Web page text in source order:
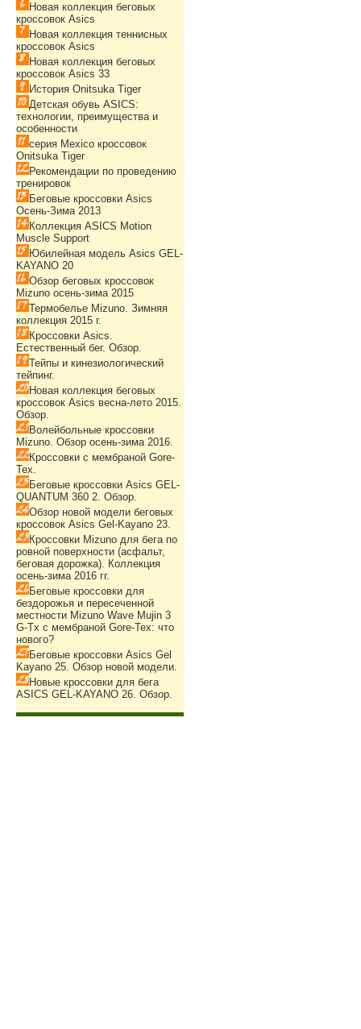
Новая коллекция беговых
кроссовок Asics
Новая коллекция теннисных
кроссовок Asics
Новая коллекция беговых
кроссовок Asics 33
История Onitsuka Tiger
Детская обувь ASICS:
технологии, преимущества и
особенности
серия Mexico кроссовок
Onitsuka Tiger
Рекомендации по проведению
тренировок
Беговые кроссовки Asics
Осень-Зима 2013
Коллекция ASICS Motion
Muscle Support
Юбилейная модель Asics GEL-
KAYANO 20
Обзор беговых кроссовок
Mizuno осень-зима 2015
Термобелье Mizuno. Зимняя
коллекция 2015 г.
Кроссовки Asics.
Естественный бег. Обзор.
Тейпы и кинезиологический
тейпинг.
Новая коллекция беговых
кроссовок Asics весна-лето 2015.
Обзор.
Волейбольные кроссовки
Mizuno. Обзор осень-зима 2016.
Кроссовки с мембраной Gore-
Tex.
Беговые кроссовки Asics GEL-
QUANTUM 360 2. Обзор.
Обзор новой модели беговых
кроссовок Asics Gel-Kayano 23.
Кроссовки Mizuno для бега по
ровной поверхности (асфальт,
беговая дорожка). Коллекция
осень-зима 2016 гг.
Беговые кроссовки для
бездорожья и пересеченной
местности Mizuno Wave Mujin 3
G-Tx с мембраной Gore-Tex: что
нового?
Беговые кроссовки Asics Gel
Kayano 25. Обзор новой модели.
Новые кроссовки для бега
ASICS GEL-KAYANO 26. Обзор.